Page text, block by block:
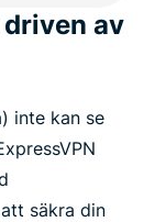
av
inte kan se
säkra din